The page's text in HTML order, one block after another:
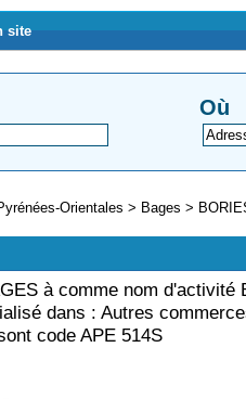
site
Où
Orientales > Bages >
à comme nom d'activité
dans : Autres
code APE 514S